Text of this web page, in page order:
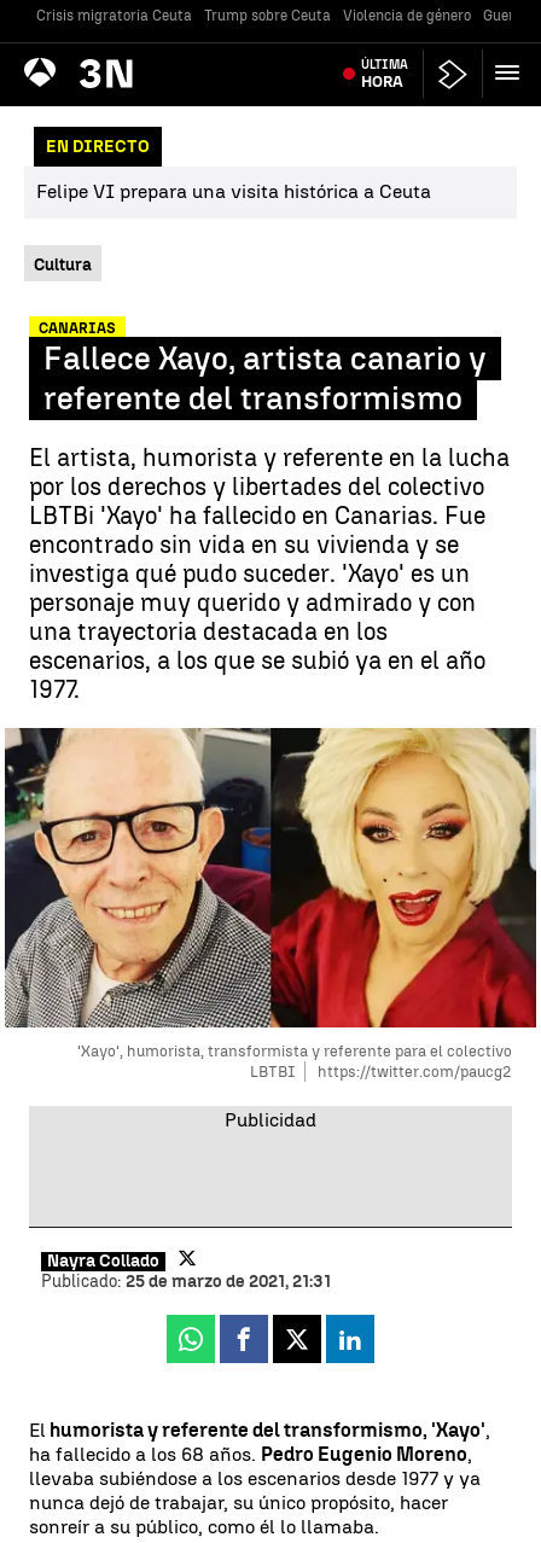
Crisis migratoria Ceuta Trump sobre Ceuta Violencia de género Guerra
Antena
3 Noticias ÚLTIMA
HORA
EN DIRECTO
Felipe VI prepara una visita histórica a Ceuta
Cultura
CANARIAS
Fallece Xayo, artista canario y
referente del transformismo
El artista, humorista y referente en la lucha
por los derechos y libertades del colectivo
LBTBi 'Xayo' ha fallecido en Canarias. Fue
encontrado sin vida en su vivienda y se
investiga qué pudo suceder. 'Xayo' es un
personaje muy querido y admirado y con
una trayectoria destacada en los
escenarios, a los que se subió ya en el año
1977.
'Xayo', humorista, transformista y referente para el colectivo
LBTBI
https://twitter.com/paucg2
Nayra Collado
Publicado: 25 de marzo de 2021, 21:31
Whatsapp
Facebook
X Linkedin
El humorista y referente del transformismo, 'Xayo',
ha fallecido a los 68 años. Pedro Eugenio Moreno,
llevaba subiéndose a los escenarios desde 1977 y ya
nunca dejó de trabajar, su único propósito, hacer
sonreír a su público, como él lo llamaba.